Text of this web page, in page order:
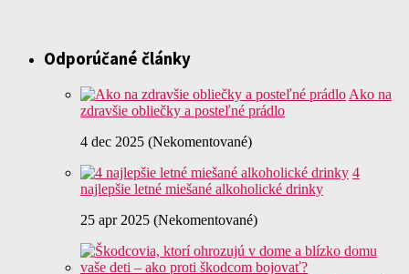
Odporúčané články
Ako na
zdravšie obliečky a posteľné prádlo
4 dec 2025 (Nekomentované)
4
najlepšie letné miešané alkoholické drinky
25 apr 2025 (Nekomentované)